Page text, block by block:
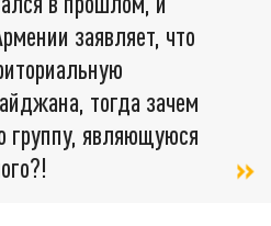
заявляет, что
тогда зачем
группу, являющуюся